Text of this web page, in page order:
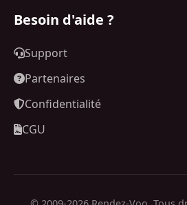
Besoin d'aide ?
Support
Partenaires
Confidentialité
CGU